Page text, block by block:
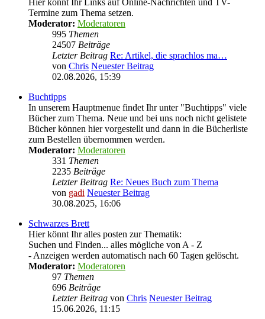
Hier könnt Ihr Links auf Online-Nachrichten und TV-
Termine zum Thema setzen.
Moderator: Moderatoren
995 Themen
24507 Beiträge
Letzter Beitrag Re: Artikel, die sprachlos ma…
von Chris Neuester Beitrag
02.08.2026, 15:39
Buchtipps
In unserem Hauptmenue findet Ihr unter "Buchtipps" viele
Bücher zum Thema. Neue und bei uns noch nicht gelistete
Bücher können hier vorgestellt und dann in die Bücherliste
zum Bestellen übernommen werden.
Moderator: Moderatoren
331 Themen
2235 Beiträge
Letzter Beitrag Re: Neues Buch zum Thema
von gadi Neuester Beitrag
30.08.2025, 16:06
Schwarzes Brett
Hier könnt Ihr alles posten zur Thematik:
Suchen und Finden... alles mögliche von A - Z
- Anzeigen werden automatisch nach 60 Tagen gelöscht.
Moderator: Moderatoren
97 Themen
696 Beiträge
Letzter Beitrag von Chris Neuester Beitrag
15.06.2026, 11:15